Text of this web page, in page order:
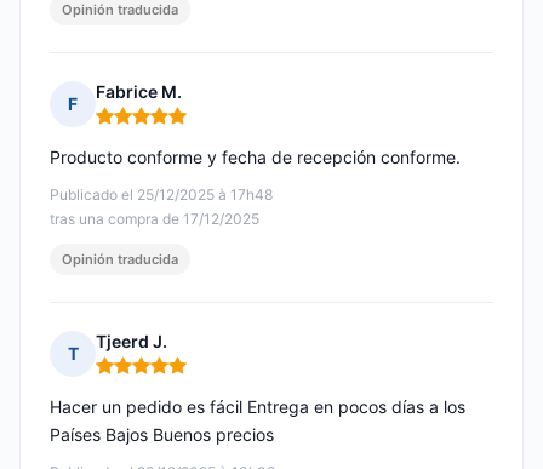
Opinión traducida
F
Fabrice M.
Nota: 5 de 5
Publicado el 25/12/2025 à 17h48
tras una compra de 17/12/2025
Producto conforme y fecha de recepción conforme.
Opinión traducida
T
Tjeerd J.
Nota: 5 de 5
Hacer un pedido es fácil Entrega en pocos días a los
Países Bajos Buenos precios